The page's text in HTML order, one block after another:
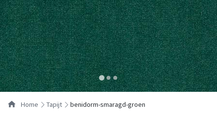
Home tapijt benidorm-smaragd-groen